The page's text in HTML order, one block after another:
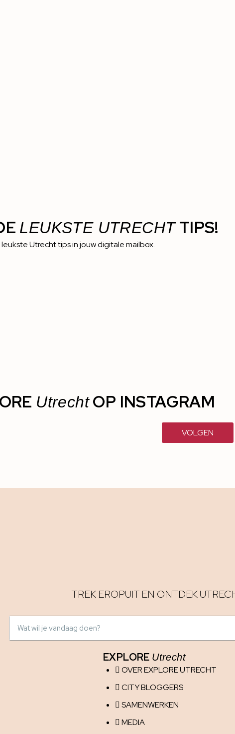
LEUKSTE UTRECHTTIPS!
Utrecht tips in jouw digitale mailbox.
UtrechtOP INSTAGRAM
VOLGEN
TREK EROPUIT EN ONTDEK
EXPLORE Utrecht
OVER EXPLORE UTRECHT
CITY BLOGGERS
SAMENWERKEN
MEDIA